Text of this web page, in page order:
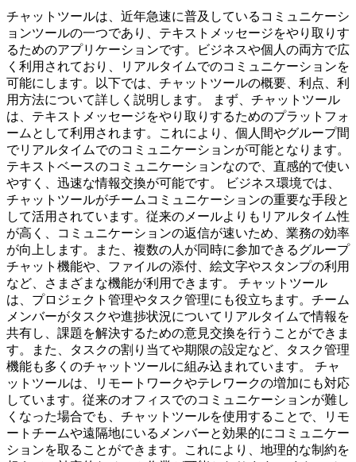
チャットツールは、近年急速に普及しているコミュニケーシ
ョンツールの一つであり、テキストメッセージをやり取りす
るためのアプリケーションです。ビジネスや個人の両方で広
く利用されており、リアルタイムでのコミュニケーションを
可能にします。以下では、チャットツールの概要、利点、利
用方法について詳しく説明します。 まず、チャットツール
は、テキストメッセージをやり取りするためのプラットフォ
ームとして利用されます。これにより、個人間やグループ間
でリアルタイムでのコミュニケーションが可能となります。
テキストベースのコミュニケーションなので、直感的で使い
やすく、迅速な情報交換が可能です。 ビジネス環境では、
チャットツールがチームコミュニケーションの重要な手段と
して活用されています。従来のメールよりもリアルタイム性
が高く、コミュニケーションの返信が速いため、業務の効率
が向上します。また、複数の人が同時に参加できるグループ
チャット機能や、ファイルの添付、絵文字やスタンプの利用
など、さまざまな機能が利用できます。 チャットツール
は、プロジェクト管理やタスク管理にも役立ちます。チーム
メンバーがタスクや進捗状況についてリアルタイムで情報を
共有し、課題を解決するための意見交換を行うことができま
す。また、タスクの割り当てや期限の設定など、タスク管理
機能も多くのチャットツールに組み込まれています。 チャ
ットツールは、リモートワークやテレワークの増加にも対応
しています。従来のオフィスでのコミュニケーションが難し
くなった場合でも、チャットツールを使用することで、リモ
ートチームや遠隔地にいるメンバーと効果的にコミュニケー
ションを取ることができます。これにより、地理的な制約を